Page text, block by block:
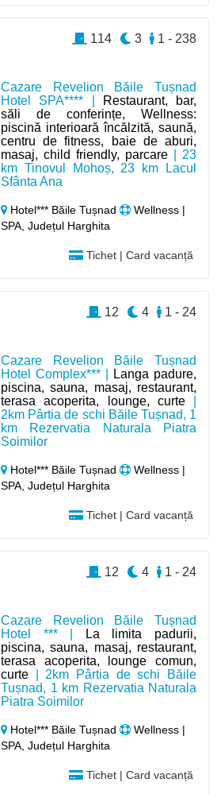
Cazare Revelion Băile Tușnad
Hotel SPA**** |
Restaurant, bar,
săli de conferințe, Wellness:
piscină interioară încălzită, saună,
centru de fitness, baie de aburi,
masaj, child friendly, parcare | 23
km Tinovul Mohoș, 23 km Lacul
Sfânta Ana
Hotel*** Băile Tușnad
Wellness |
SPA, Județul Harghita
Tichet | Card vacanță
1 - 238
3
114
Cazare Revelion Băile Tușnad
Hotel Complex*** |
Langa padure,
piscina, sauna, masaj, restaurant,
terasa acoperita, lounge, curte|
2km Pârtia de schi Băile Tușnad, 1
km Rezervatia Naturala Piatra
Soimilor
Hotel*** Băile Tușnad
Wellness |
SPA, Județul Harghita
Tichet | Card vacanță
1 - 24
4
12
Cazare Revelion Băile Tușnad
Hotel *** |
La limita padurii,
piscina, sauna, masaj, restaurant,
terasa acoperita, lounge comun,
curte | 2km Pârtia de schi Băile
Tușnad, 1 km Rezervatia Naturala
Piatra Soimilor
Hotel*** Băile Tușnad
Wellness |
SPA, Județul Harghita
Tichet | Card vacanță
1 - 24
4
12